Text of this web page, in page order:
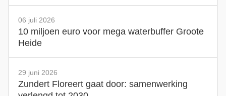
06 juli 2026
10 miljoen euro voor mega waterbuffer Groote
Heide
29 juni 2026
Zundert Floreert gaat door: samenwerking